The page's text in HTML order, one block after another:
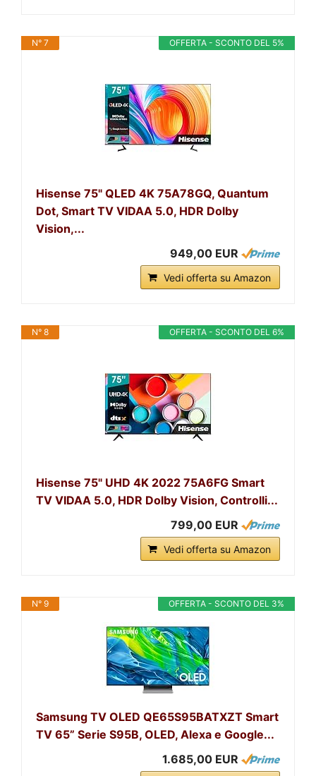
OFFERTA - SCONTO DEL 5%
N° 7
Hisense 75" QLED 4K 75A78GQ, Quantum
Dot, Smart TV VIDAA 5.0, HDR Dolby
Vision,...
949,00 EUR
Vedi offerta su Amazon
OFFERTA - SCONTO DEL 6%
N° 8
Hisense 75" UHD 4K 2022 75A6FG Smart
TV VIDAA 5.0, HDR Dolby Vision, Controlli...
799,00 EUR
Vedi offerta su Amazon
OFFERTA - SCONTO DEL 3%
N° 9
Samsung TV OLED QE65S95BATXZT Smart
TV 65” Serie S95B, OLED, Alexa e Google...
1.685,00 EUR